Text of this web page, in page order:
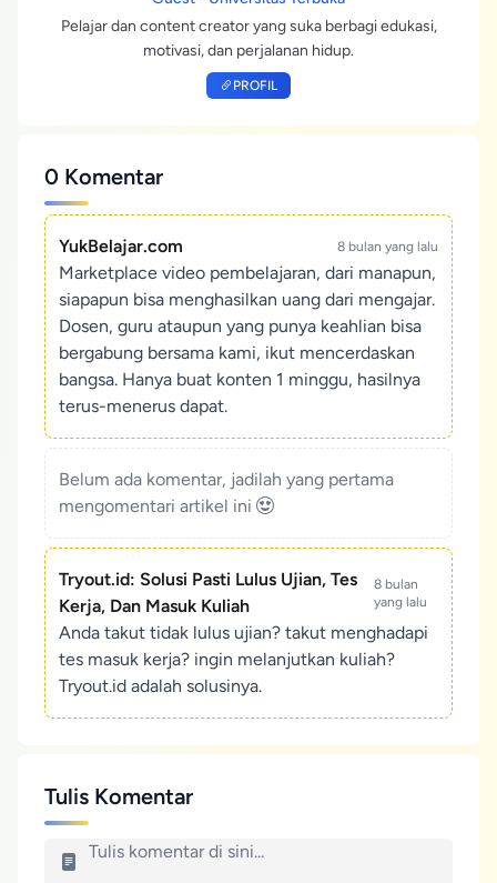
Pelajar dan content creator yang suka berbagi edukasi,
motivasi, dan perjalanan hidup.
PROFIL
0 Komentar
YukBelajar.com 8 bulan yang lalu
Marketplace video pembelajaran, dari manapun,
siapapun bisa menghasilkan uang dari mengajar.
Dosen, guru ataupun yang punya keahlian bisa
bergabung bersama kami, ikut mencerdaskan
bangsa. Hanya buat konten 1 minggu, hasilnya
terus-menerus dapat.
Belum ada komentar, jadilah yang pertama
mengomentari artikel ini
Tryout.id: Solusi Pasti Lulus Ujian, Tes
Kerja, Dan Masuk Kuliah
8 bulan
yang lalu
Anda takut tidak lulus ujian? takut menghadapi
tes masuk kerja? ingin melanjutkan kuliah?
Tryout.id adalah solusinya.
Tulis Komentar